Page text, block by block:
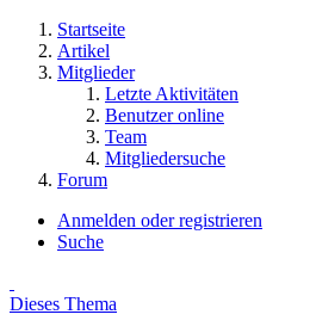
Startseite
Artikel
Mitglieder
Letzte Aktivitäten
Benutzer online
Team
Mitgliedersuche
Forum
Anmelden oder registrieren
Suche
Dieses Thema